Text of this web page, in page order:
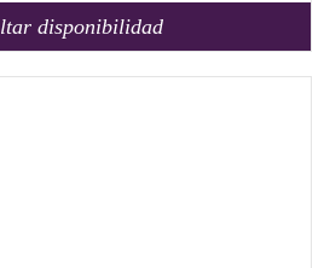
disponibilidad